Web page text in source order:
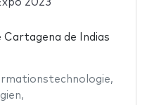
2023
de Indias
,
,